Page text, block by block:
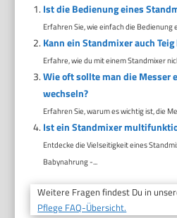
Ist die Bedienung eines
Erfahren Sie, wie einfach die Bedienung
Kann ein Standmixer auch
Erfahre, wie du mit einem Standmixer
Wie oft sollte man die Messer
wechseln?
Erfahren Sie, warum es wichtig ist, die
Ist ein Standmixer
Entdecke die Vielseitigkeit eines
Babynahrung -...
Weitere Fragen findest Du in
Pflege FAQ-Übersicht.